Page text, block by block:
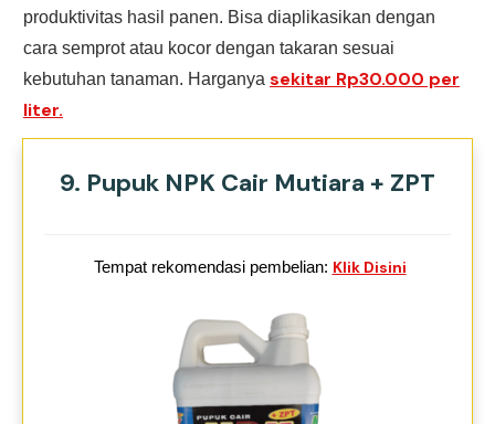
produktivitas hasil panen. Bisa diaplikasikan dengan
cara semprot atau kocor dengan takaran sesuai
kebutuhan tanaman. Harganya sekitar Rp30.000 per
liter.
9. Pupuk NPK Cair Mutiara + ZPT
Tempat rekomendasi pembelian: Klik Disini